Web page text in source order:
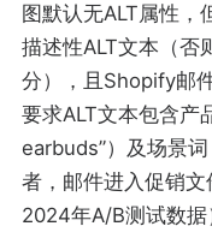
图默认无ALT属性，
描述性ALT文本（否
分），且Shopify邮
要求ALT文本包含产
earbuds”）及场景
者，邮件进入促销
2024年A/B测试数据